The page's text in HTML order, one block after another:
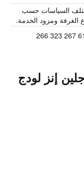
السياسات حسب
الغرفة ومزود الخدمة.
إنز لودج